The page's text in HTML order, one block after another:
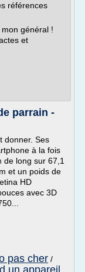
références
général !
et
parrain -
donner. Ses
à la fois
de long sur 67,1
et un poids de
HD
avec 3D
pas cher /
un appareil